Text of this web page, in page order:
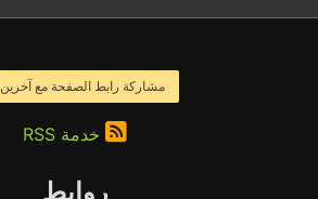
مشاركة رابط الصفحة مع آخرين
خدمة RSS
روابط